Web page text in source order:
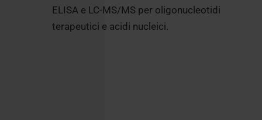
ELISA e LC-MS/MS per oligonucleotidi
terapeutici e acidi nucleici.